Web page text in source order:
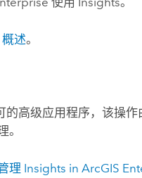
概述。
高级应用程序，该操
。
理 Insights in ArcGIS